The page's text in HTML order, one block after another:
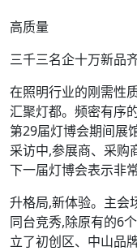
高质量
三千三名企十万新品
在照明行业的刚需性
汇聚灯都。频密有序
第29届灯博会期间展
采访中,参展商、采购
下一届灯博会表示非
升格局,新体验。主会
同台竞秀,除原有的6
立了初创区、中山品